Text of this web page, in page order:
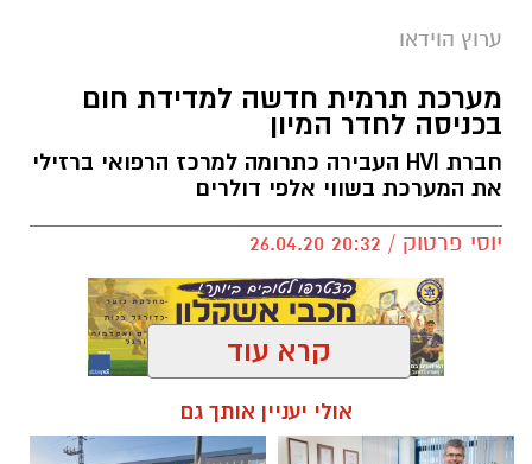
להורדת האפליקציה לחצו כאן
ערוץ הוידאו
מערכת תרמית חדשה למדידת חום
בכניסה לחדר המיון
חברת HVI העבירה כתרומה למרכז הרפואי ברזילי
את המערכת בשווי אלפי דולרים
יוסי פרטוק / 20:32 26.04.20
מערכת תרמית מיוחדת שנתרמה לבית החולים
ברזילי באשקלון, הופעלה היום בשעות הבוקר
קרא עוד
אולי יעניין אותך גם